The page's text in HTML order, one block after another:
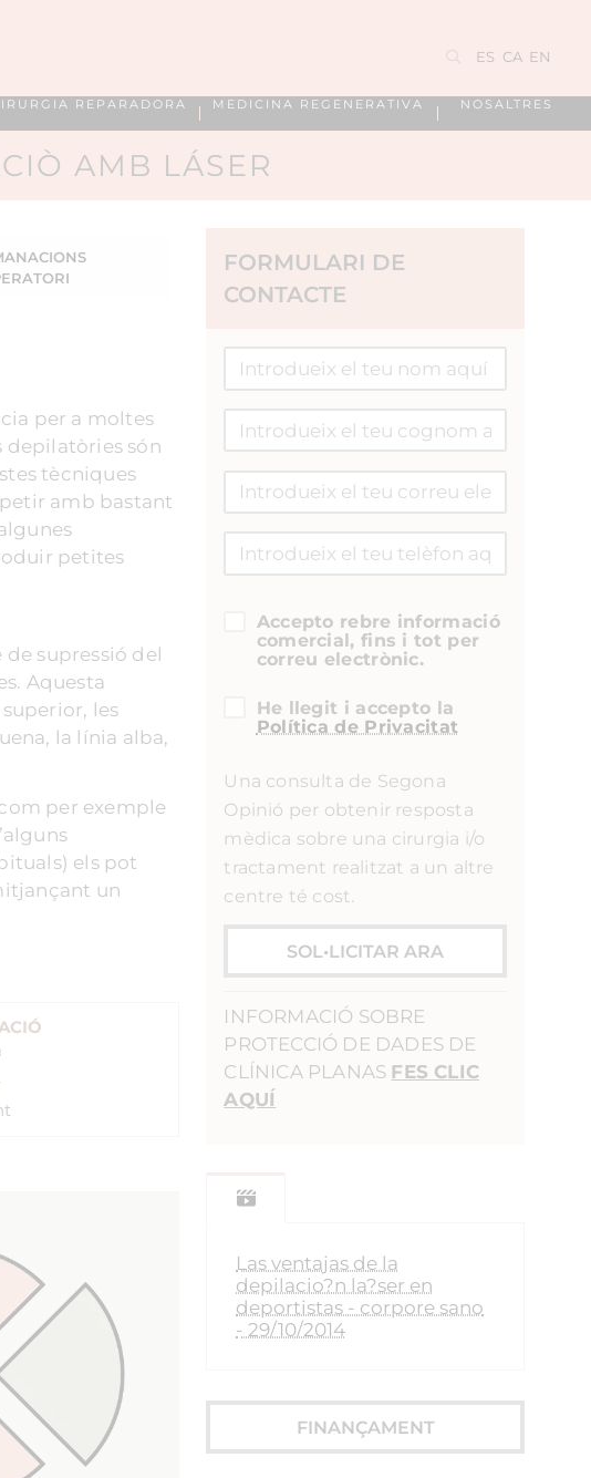
ES CA EN
REPARADORA MEDICINA REGENERATIVA NOSALTRES
AMB LÁSER
per a moltes
depilatòries són
tècniques
amb bastant
petites
supressió del
Aquesta
les
la línia alba,
per exemple
els pot
un
FORMULARI DE
CONTACTE
Accepto rebre informació
comercial, fins i tot per
correu electrònic.
He llegit i accepto la
Política de Privacitat
Una consulta de Segona
Opinió per obtenir resposta
mèdica sobre una cirurgia i/o
tractament realitzat a un altre
centre té cost.
SOL•LICITAR ARA
INFORMACIÓ SOBRE
PROTECCIÓ DE DADES DE
CLÍNICA PLANAS FES CLIC
AQUÍ
Las ventajas de la
depilacio?n la?ser en
deportistas - corpore sano
- 29/10/2014
FINANÇAMENT